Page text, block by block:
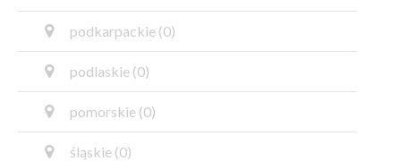
podkarpackie (0)
podlaskie (0)
pomorskie (0)
śląskie (0)